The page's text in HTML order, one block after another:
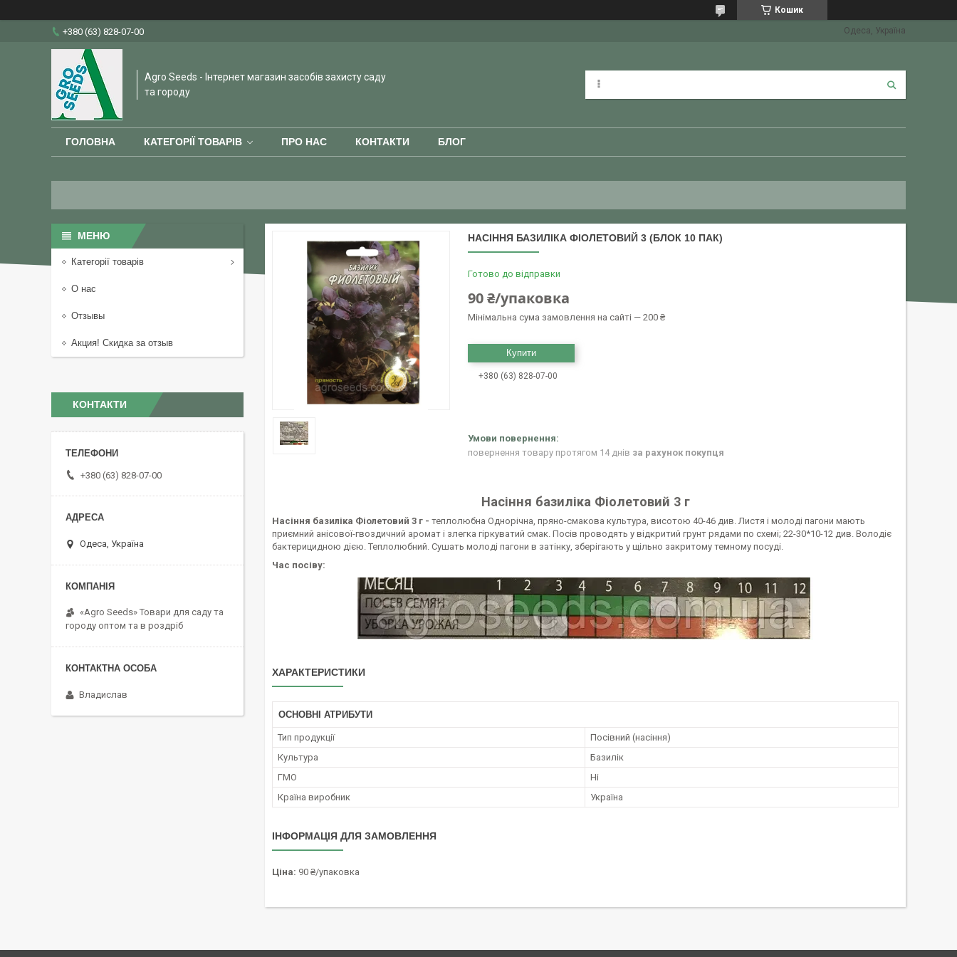
Кошик
+380 (63) 828-07-00 Одеса, Україна
Agro Seeds - Інтернет магазин засобів захисту саду
та городу
ГОЛОВНА КАТЕГОРІЇ ТОВАРІВ ПРО НАС КОНТАКТИ БЛОГ
НАСІННЯ БАЗИЛІКА ФІОЛЕТОВИЙ 3 (БЛОК 10 ПАК)
Готово до відправки
90 ₴/упаковка
Мінімальна сума замовлення на сайті — 200 ₴
Купити
+380 (63) 828-07-00
повернення товару протягом 14 днів за рахунок покупця
Насіння базиліка Фіолетовий 3 г
Насіння базиліка Фіолетовий 3 г - теплолюбна Однорічна, пряно-смакова культура, висотою 40-46 див. Листя і молоді пагони мають
приємний анісової-гвоздичний аромат і злегка гіркуватий смак. Посів проводять у відкритий грунт рядами по схемі; 22-30*10-12 див. Володіє
бактерицидною дією. Теплолюбний. Сушать молоді пагони в затінку, зберігають у щільно закритому темному посуді.
Час посіву:
ХАРАКТЕРИСТИКИ
ОСНОВНІ АТРИБУТИ
Тип продукції
Посівний (насіння)
Культура
Базилік
ГМО
Ні
Країна виробник
Україна
ІНФОРМАЦІЯ ДЛЯ ЗАМОВЛЕННЯ
Ціна: 90 ₴/упаковка
Категорії товарів
О нас
Отзывы
Акция! Скидка за отзыв
КОНТАКТИ
+380 (63) 828-07-00
Одеса, Україна
«Agro Seeds» Товари для саду та
городу оптом та в роздріб
Владислав